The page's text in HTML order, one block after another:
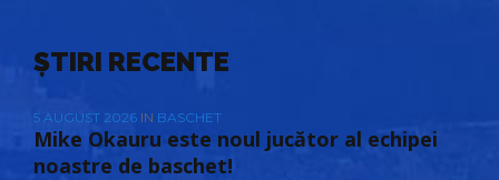
ȘTIRI RECENTE
5 AUGUST 2026 IN BASCHET
Mike Okauru este noul jucător al echipei
noastre de baschet!